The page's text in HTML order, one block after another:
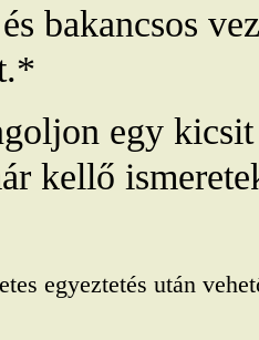
bakancsos
egy
kellő
egyeztetés után